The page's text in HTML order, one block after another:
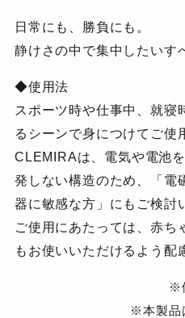
日常にも、勝負にも。
静けさの中で集中したいす
◆使用法
スポーツ時や仕事中、就寝
るシーンで身につけてご使
CLEMIRAは、電気や電池
発しない構造のため、「電
器に敏感な方」にもご検討
ご使用にあたっては、赤ち
もお使いいただけるよう配
※
※本製品